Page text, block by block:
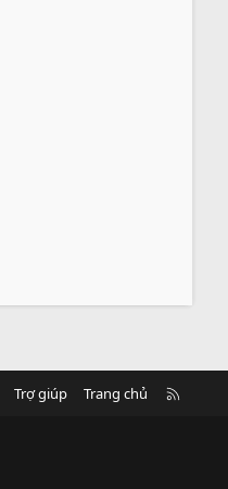
Trợ giúp Trang chủ